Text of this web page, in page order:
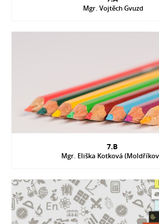
Mgr. Vojtěch Gvuzd
7.B
Mgr. Eliška Kotková